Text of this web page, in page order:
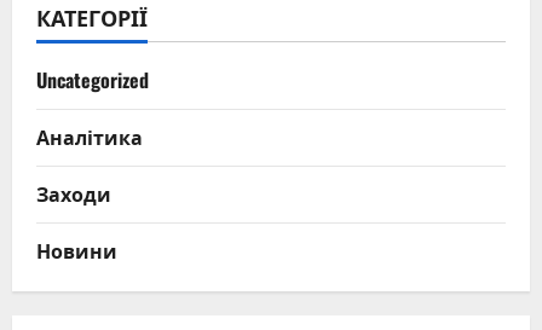
КАТЕГОРІЇ
Uncategorized
Аналітика
Заходи
Новини